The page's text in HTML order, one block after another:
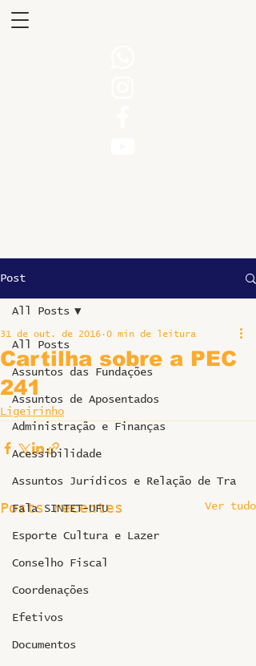
Post
All Posts
Assuntos das Fundações
Assuntos de Aposentados
Administração e Finanças
Acessibilidade
Assuntos Jurídicos e Relação de Tra
Fala SINTET-UFU
Esporte Cultura e Lazer
Conselho Fiscal
Coordenações
Efetivos
Documentos
All Posts
Cartilha sobre a PEC
241
31 de out. de 2016 0 min de leitura
Ligeirinho
Posts recentes Ver tudo